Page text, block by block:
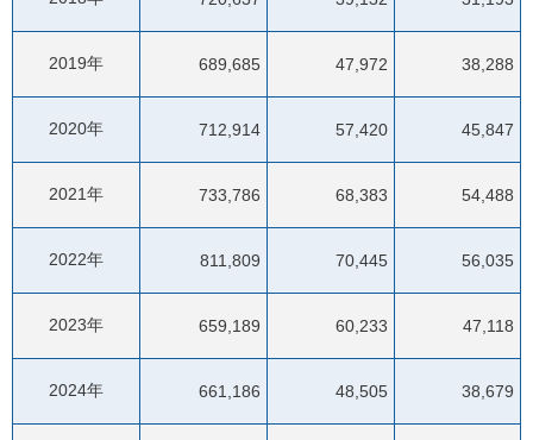
2019年 689,685 47,972 38,288
2020年 712,914 57,420 45,847
2021年 733,786 68,383 54,488
2022年 811,809 70,445 56,035
2023年 659,189 60,233 47,118
2024年 661,186 48,505 38,679